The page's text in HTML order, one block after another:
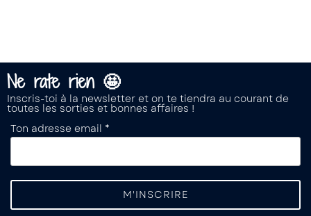
Ne rate rien 🤩
Inscris-toi à la newsletter et on te tiendra au courant de
toutes les sorties et bonnes affaires !
Ton adresse email *